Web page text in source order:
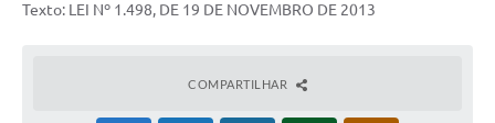
Texto: LEI Nº 1.498, DE 19 DE NOVEMBRO DE 2013
COMPARTILHAR